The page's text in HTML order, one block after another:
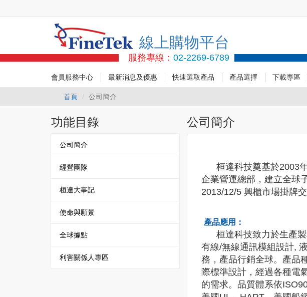
線上購物平台
服務專線： 02-2269-6789
會員服務中心 最新消息及優惠 快速選取產品 產品選擇 下載專區
首頁 公司簡介
功能目錄
公司簡介
經營團隊
桓達大事記
使命與願景
全球據點
利害關係人專區
公司簡介
桓達科技奠基於2003年
企業營運總部，建立全球
2013/12/5 興櫃市場掛牌
產品應用：
桓達科技致力於生產製
有線/無線通訊模組設計,
務，產品行銷全球。產品
際標準設計，經過各種電
的需求。品質體系依